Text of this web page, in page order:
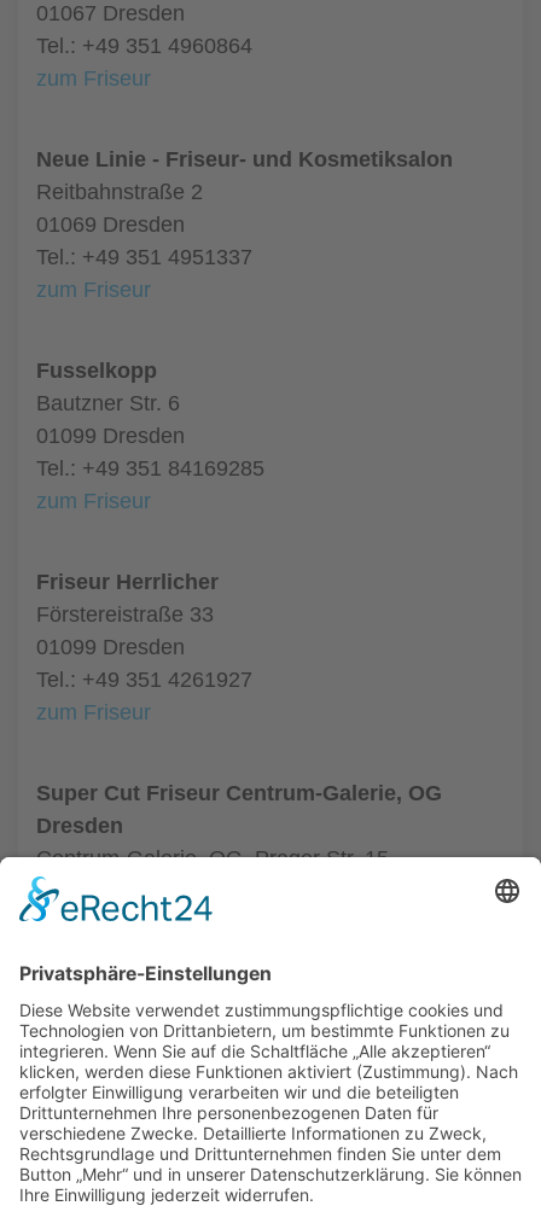
01067 Dresden
Tel.: +49 351 4960864
zum Friseur
Neue Linie - Friseur- und Kosmetiksalon
Reitbahnstraße 2
01069 Dresden
Tel.: +49 351 4951337
zum Friseur
Fusselkopp
Bautzner Str. 6
01099 Dresden
Tel.: +49 351 84169285
zum Friseur
Friseur Herrlicher
Förstereistraße 33
01099 Dresden
Tel.: +49 351 4261927
zum Friseur
Super Cut Friseur Centrum-Galerie, OG
Dresden
Centrum-Galerie, OG, Prager Str. 15
01069 Dresden
Tel.: +49 351 48437410
ALLGEMEIN
FRISEURE